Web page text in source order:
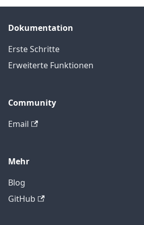
Dokumentation
Erste Schritte
Erweiterte Funktionen
Community
Email
Mehr
Blog
GitHub